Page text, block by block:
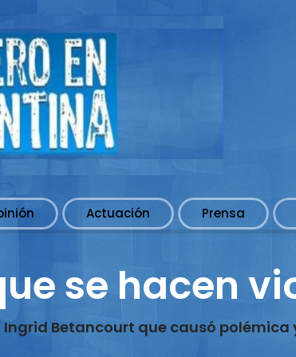
Actuación Prensa
se hacen
Betancourt que causó polémica